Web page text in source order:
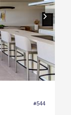
#544